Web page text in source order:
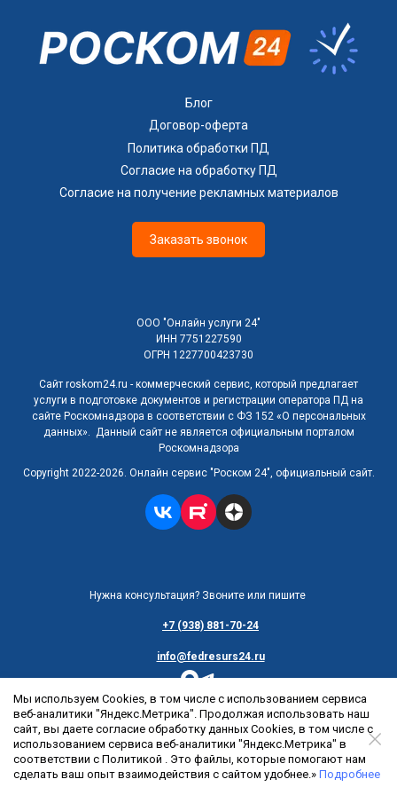
определяем, какие согласия необходимы именно
вам;
разрабатываем согласия по требованиям ФЗ-152
проверяем согласованность с политикой и
уведомлением РКН;
при необходимости сопровождаем при
проверках и требованиях.
Блог
Договор-оферта
Политика обработки ПД
Согласие на обработку ПД
Согласие на получение рекламных материалов
Заказать звонок
ООО "Онлайн услуги 24"
ИНН 7751227590
ОГРН 1227700423730
Сайт roskom24.ru - коммерческий сервис, который предлагает
услуги в подготовке документов и регистрации оператора ПД на
сайте Роскомнадзора в соответствии с ФЗ 152 «О персональных
данных». Данный сайт не является официальным порталом
Роскомнадзора
Copyright 2022-2026. Онлайн сервис "Роском 24", официальный сайт.
Нужна консультация? Звоните или пишите
+7 (938) 881-70-24
info@fedresurs24.ru
Контактная информация:
108801, Россия, г. Москва, п. Коммунарка, ул. Потаповская роща, д.
4, корп.3, пом. 56, офис 16
Заявки принимаются на сайте ежедневно и круглосуточно по всей
России
Мы используем Cookies, в том числе с использованием сервиса
веб-аналитики "Яндекс.Метрика". Продолжая использовать наш
сайт, вы даете согласие обработку данных Cookies, в том числе с
использованием сервиса веб-аналитики "Яндекс.Метрика" в
соответствии с Политикой . Это файлы, которые помогают нам
сделать ваш опыт взаимодействия с сайтом удобнее.» Подробнее